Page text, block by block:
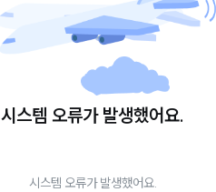
시스템 오류가 발생했어요.
시스템 오류가 발생했어요.